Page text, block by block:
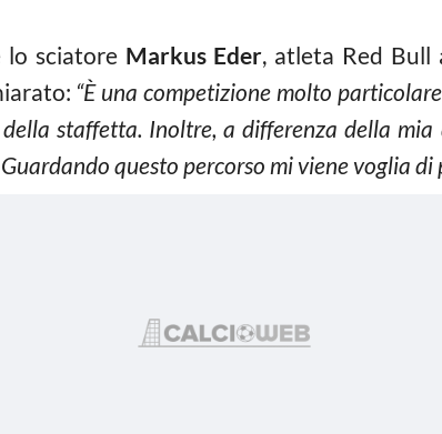
lo sciatore Markus Eder, atleta Red Bull
“È una competizione molto
staffetta. Inoltre, a differenza della mia
questo percorso mi viene voglia di